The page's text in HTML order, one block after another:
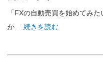
「FXの自動売買を始めてみ
か… 続きを読む